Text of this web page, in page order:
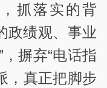
抓落实的背
政绩观、事业
摒弃“电话指
，真正把脚步